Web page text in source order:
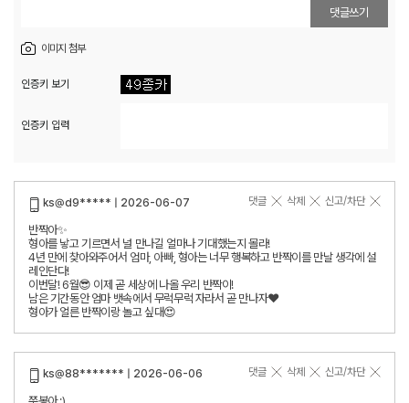
이미지 첨부
댓글쓰기
인증키 보기
인증키 입력
ks@d9***** | 2026-06-07 신고/차단
삭제
댓글
반짝아✨
형아를 낳고 기르면서 널 만나길 얼마나 기대했는지 몰라!
4년 만에 찾아와주어서 엄마, 아빠, 형아는 너무 행복하고 반짝이를 만날 생각에 설
레인단다!
이번달! 6월😎 이제 곧 세상에 나올 우리 반짝이!
남은 기간동안 엄마 뱃속에서 무럭무럭 자라서 곧 만나자❤️
형아가 얼른 반짝이랑 놀고 싶대😍
ks@88******* | 2026-06-06 신고/차단
삭제
댓글